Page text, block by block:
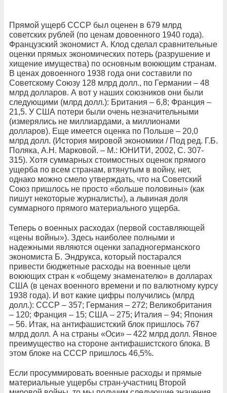
Прямой ущерб СССР был оценен в 679 млрд
советских рублей (по ценам довоенного 1940 года).
Французский экономист А. Клод сделал сравнительные
оценки прямых экономических потерь (разрушение и
хищение имущества) по основным воюющим странам.
В ценах довоенного 1938 года они составили по
Советскому Союзу 128 млрд долл., по Германии – 48
млрд долларов. А вот у наших союзников они были
следующими (млрд долл.): Британия – 6,8; Франция –
21,5. У США потери были очень незначительными
(измерялись не миллиардами, а миллионами
долларов). Еще имеется оценка по Польше – 20,0
млрд долл. (История мировой экономики / Под ред. Г.Б.
Поляка, А.Н. Марковой. – М.: ЮНИТИ, 2002, С. 307-
315). Хотя суммарных стоимостных оценок прямого
ущерба по всем странам, втянутым в войну, нет,
однако можно смело утверждать, что на Советский
Союз пришлось не просто «больше половины» (как
пишут некоторые журналисты), а львиная доля
суммарного прямого материального ущерба.
Теперь о военных расходах (первой составляющей
«цены войны»). Здесь наиболее полными и
надежными являются оценки западногерманского
экономиста Б. Эндрукса, который постарался
привести бюджетные расходы на военные цели
воюющих стран к «общему знаменателю» в долларах
США (в ценах военного времени и по валютному курсу
1938 года). И вот какие цифры получились (млрд
долл.): СССР – 357; Германия – 272; Великобритания
– 120; Франция – 15; США – 275; Италия – 94; Япония
– 56. Итак, на антифашистский блок пришлось 767
млрд долл. А на страны «Оси» – 422 млрд долл. Явное
преимущество на стороне антифашистского блока. В
этом блоке на СССР пришлось 46,5%.
Если просуммировать военные расходы и прямые
материальные ущербы стран-участниц Второй